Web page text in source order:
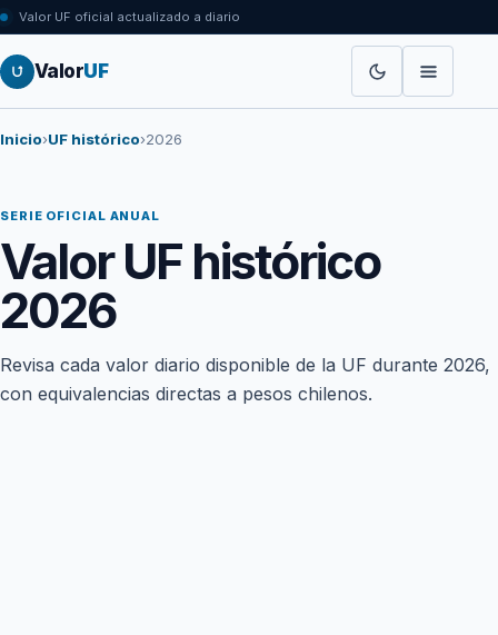
Valor UF oficial actualizado a diario
ValorUF
Inicio›UF histórico›2026
SERIE OFICIAL ANUAL
Valor UF histórico
2026
Revisa cada valor diario disponible de la UF durante 2026,
con equivalencias directas a pesos chilenos.